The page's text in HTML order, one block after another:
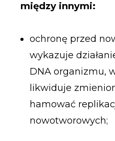
między innymi:
ochronę przed
wykazuje
DNA organizmu,
likwiduje
hamować
nowotworowych;